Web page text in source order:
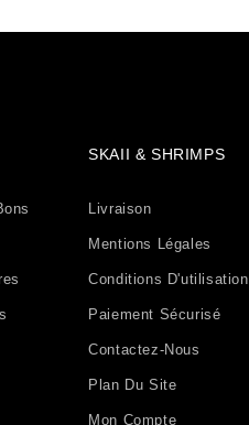
SKAII & SHRIMPS
Livraison
Mentions Légales
Conditions D'utilisation
Paiement Sécurisé
Contactez-Nous
Plan Du Site
Mon Compte